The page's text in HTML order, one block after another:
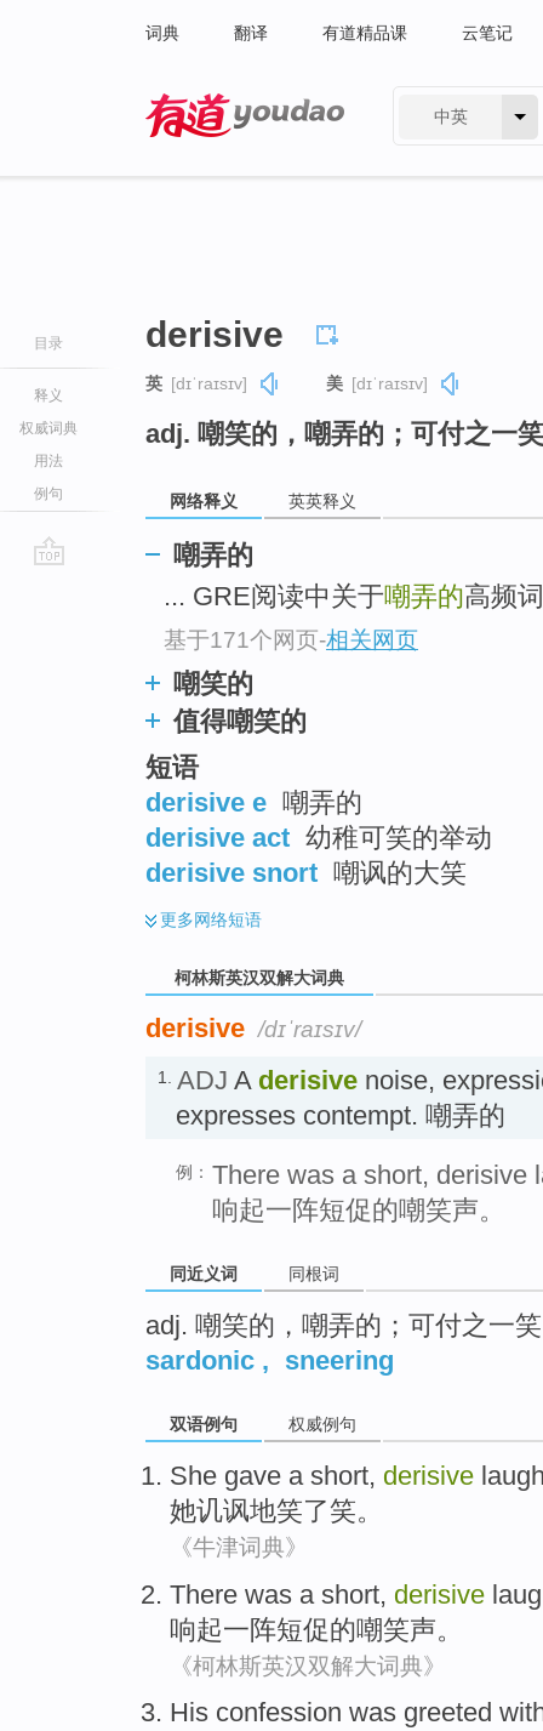
词典 翻译 有道精品课 云笔记
中英
目录
释义
权威词典
用法
例句
derisive
英 [dɪˈraɪsɪv] 美 [dɪˈraɪsɪv]
adj. 嘲笑的，嘲弄的；可付之一
网络释义 英英释义
嘲弄的
... GRE阅读中关于嘲弄的高频
基于171个网页-相关网页
嘲笑的
值得嘲笑的
短语
derisive e 嘲弄的
derisive act 幼稚可笑的举动
derisive snort 嘲讽的大笑
更多网络短语
柯林斯英汉双解大词典
derisive /dɪˈraɪsɪv/
1. ADJ A derisive noise,
expresses contempt. 嘲弄的
例： There was a short, derisive
响起一阵短促的嘲笑声。
同近义词 同根词
adj. 嘲笑的，嘲弄的；可付之一
sardonic , sneering
双语例句 权威例句
She gave a short, derisive
她讥讽地笑了笑。
《牛津词典》
There was a short, derisive
响起一阵短促的嘲笑声。
《柯林斯英汉双解大词典》
His confession was greeted